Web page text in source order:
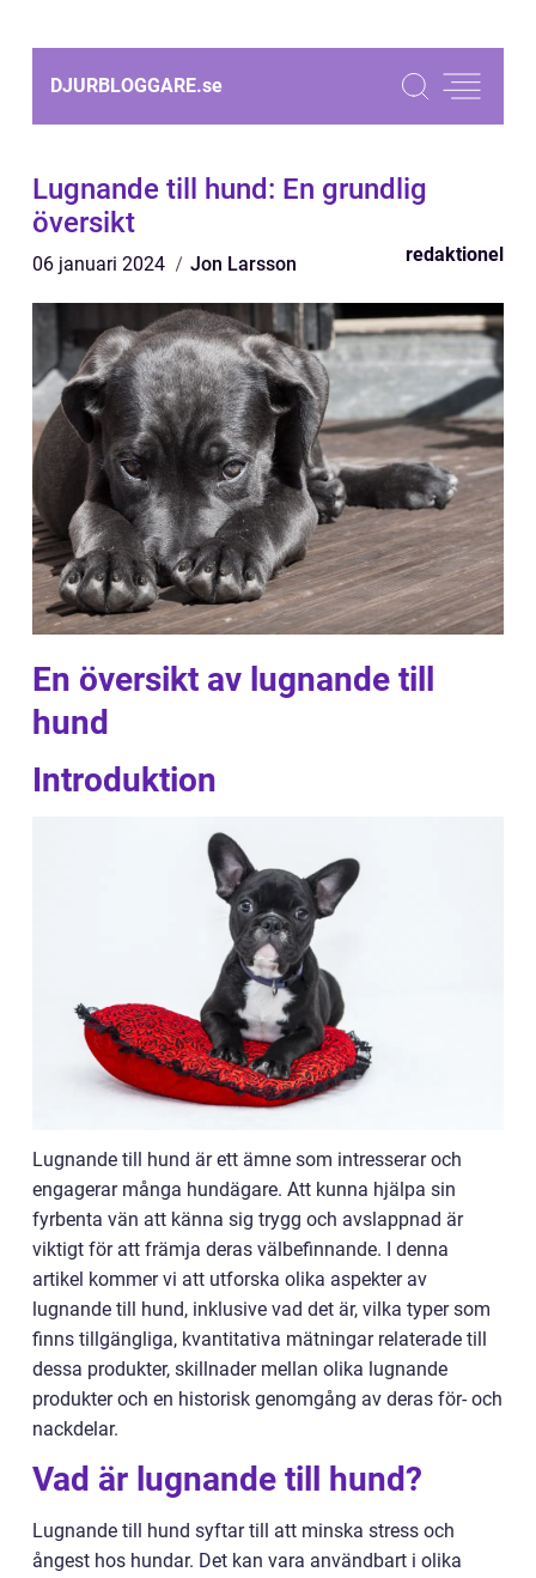
DJURBLOGGARE.se
Lugnande till hund: En grundlig
översikt
06 januari 2024 Jon Larsson redaktionel
En översikt av lugnande till
hund
Introduktion
Lugnande till hund är ett ämne som intresserar och
engagerar många hundägare. Att kunna hjälpa sin
fyrbenta vän att känna sig trygg och avslappnad är
viktigt för att främja deras välbefinnande. I denna
artikel kommer vi att utforska olika aspekter av
lugnande till hund, inklusive vad det är, vilka typer som
finns tillgängliga, kvantitativa mätningar relaterade till
dessa produkter, skillnader mellan olika lugnande
produkter och en historisk genomgång av deras för- och
nackdelar.
Vad är lugnande till hund?
Lugnande till hund syftar till att minska stress och
ångest hos hundar. Det kan vara användbart i olika